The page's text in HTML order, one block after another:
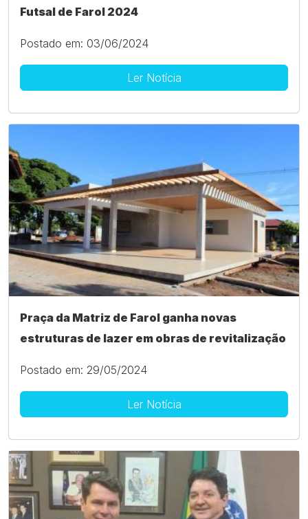
Futsal de Farol 2024
Postado em: 03/06/2024
Ler Notícia
Praça da Matriz de Farol ganha novas
estruturas de lazer em obras de revitalização
Postado em: 29/05/2024
Ler Notícia